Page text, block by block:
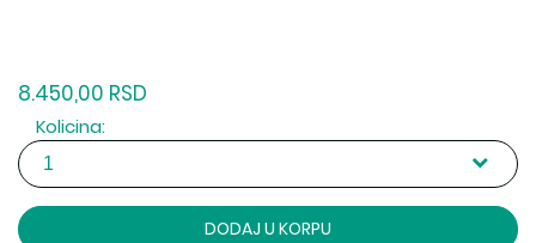
8.450,00 RSD
Kolicina:
DODAJ U KORPU